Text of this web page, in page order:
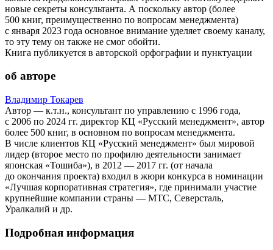
новые секреты консультанта. А поскольку автор (более
500 книг, преимущественно по вопросам менеджмента)
с января 2023 года основное внимание уделяет своему каналу,
то эту тему он также не смог обойти.
Книга публикуется в авторской орфографии и пунктуации
об авторе
Владимир Токарев
Автор — к.т.н., консультант по управлению с 1996 года,
с 2006 по 2024 гг. директор КЦ «Русский менеджмент», автор
более 500 книг, в основном по вопросам менеджмента.
В числе клиентов КЦ «Русский менеджмент» был мировой
лидер (второе место по профилю деятельности занимает
японская «Тошиба»), в 2012 — 2017 гг. (от начала
до окончания проекта) входил в жюри конкурса в номинации
«Лучшая корпоративная стратегия», где принимали участие
крупнейшие компании страны — МТС, Северсталь,
Уралкалий и др.
Подробная информация